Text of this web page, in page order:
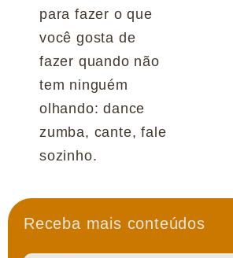
para fazer o que
você gosta de
fazer quando não
tem ninguém
olhando: dance
zumba, cante, fale
sozinho.
Receba mais conteúdos